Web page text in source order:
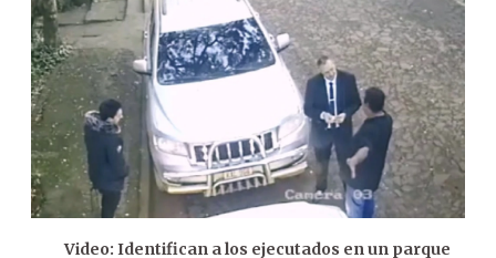
Video: Identifican a los ejecutados en un parque